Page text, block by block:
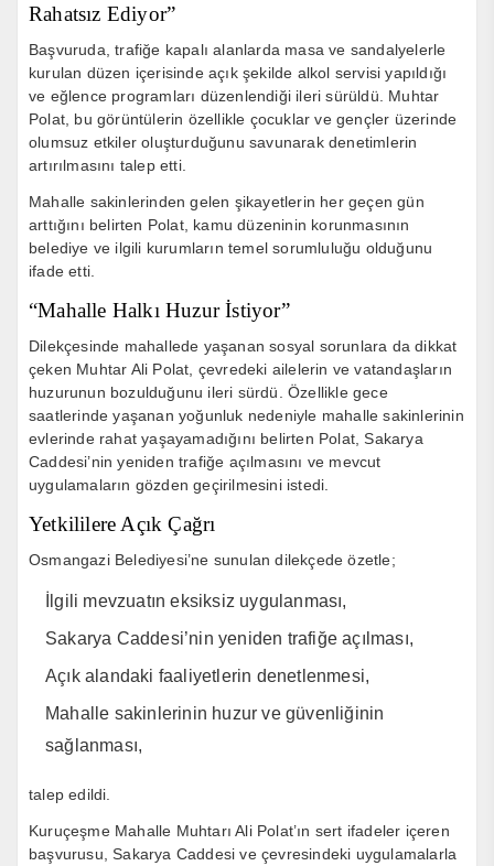
Rahatsız Ediyor”
Başvuruda, trafiğe kapalı alanlarda masa ve sandalyelerle
kurulan düzen içerisinde açık şekilde alkol servisi yapıldığı
ve eğlence programları düzenlendiği ileri sürüldü. Muhtar
Polat, bu görüntülerin özellikle çocuklar ve gençler üzerinde
olumsuz etkiler oluşturduğunu savunarak denetimlerin
artırılmasını talep etti.
Mahalle sakinlerinden gelen şikayetlerin her geçen gün
arttığını belirten Polat, kamu düzeninin korunmasının
belediye ve ilgili kurumların temel sorumluluğu olduğunu
ifade etti.
“Mahalle Halkı Huzur İstiyor”
Dilekçesinde mahallede yaşanan sosyal sorunlara da dikkat
çeken Muhtar Ali Polat, çevredeki ailelerin ve vatandaşların
huzurunun bozulduğunu ileri sürdü. Özellikle gece
saatlerinde yaşanan yoğunluk nedeniyle mahalle sakinlerinin
evlerinde rahat yaşayamadığını belirten Polat, Sakarya
Caddesi’nin yeniden trafiğe açılmasını ve mevcut
uygulamaların gözden geçirilmesini istedi.
Yetkililere Açık Çağrı
Osmangazi Belediyesi’ne sunulan dilekçede özetle;
İlgili mevzuatın eksiksiz uygulanması,
Sakarya Caddesi’nin yeniden trafiğe açılması,
Açık alandaki faaliyetlerin denetlenmesi,
Mahalle sakinlerinin huzur ve güvenliğinin
sağlanması,
talep edildi.
Kuruçeşme Mahalle Muhtarı Ali Polat’ın sert ifadeler içeren
başvurusu, Sakarya Caddesi ve çevresindeki uygulamalarla